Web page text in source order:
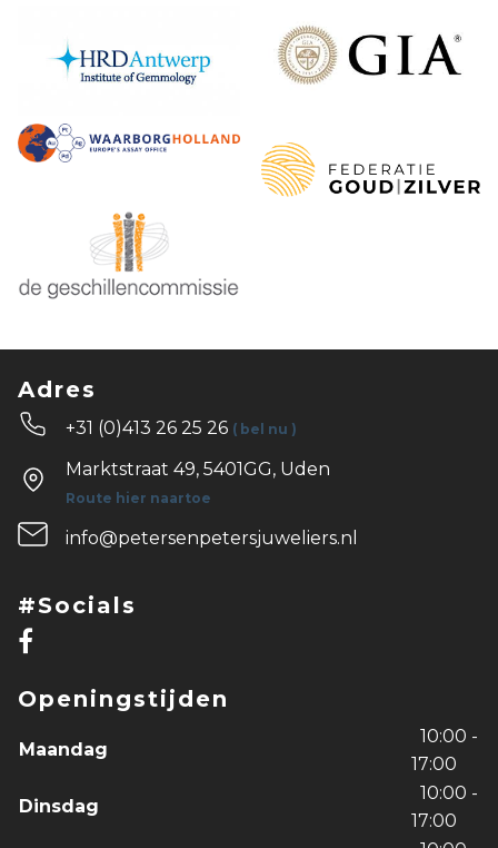
Adres
+31 (0)413 26 25 26 ( bel nu )
Marktstraat 49, 5401GG, Uden
Route hier naartoe
info@petersenpetersjuweliers.nl
#Socials
Openingstijden
Maandag
10:00 -
17:00
Dinsdag
10:00 -
17:00